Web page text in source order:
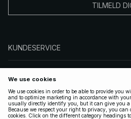
TILMELD
KUNDESERVICE
FØLG OSS